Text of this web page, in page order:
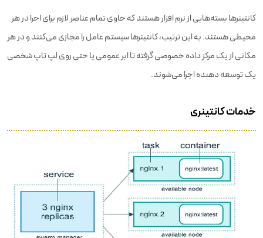
کانتینرها بسته‌هایی از نرم افزار هستند که حاوی تمام عناصر لازم برای اجرا در هر
محیطی هستند. به این ترتیب، کانتینرها سیستم عامل را مجازی می‌کنند و در هر
مکانی از یک مرکز داده خصوصی گرفته تا ابر عمومی‌ یا حتی روی لپ تاپ شخصی
یک توسعه دهنده اجرا می‌شوند.
خدمات کانتینری